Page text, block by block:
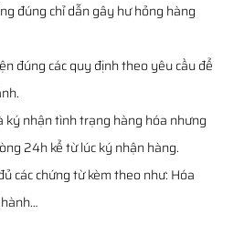
đúng chỉ dẫn gây hư hỏng hàng
đúng các quy định theo yêu cầu để
ký nhận tình trạng hàng hóa nhưng
24h kể từ lúc ký nhận hàng.
các chứng từ kèm theo như: Hóa